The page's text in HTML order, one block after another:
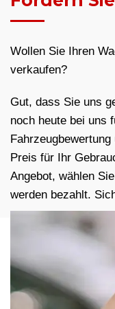
Wollen Sie Ihren
verkaufen?
Gut, dass Sie uns
noch heute bei uns
Preis für Ihr
Angebot, wählen
werden bezahlt.